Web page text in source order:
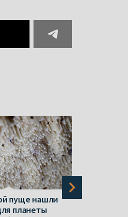
пуще нашли
планеты